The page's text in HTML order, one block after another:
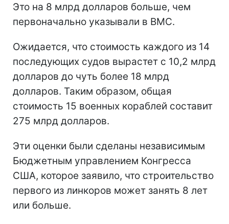
Это на 8 млрд долларов больше, чем
первоначально указывали в ВМС.
Ожидается, что стоимость каждого из 14
последующих судов вырастет с 10,2 млрд
долларов до чуть более 18 млрд
долларов. Таким образом, общая
стоимость 15 военных кораблей составит
275 млрд долларов.
Эти оценки были сделаны независимым
Бюджетным управлением Конгресса
США, которое заявило, что строительство
первого из линкоров может занять 8 лет
или больше.